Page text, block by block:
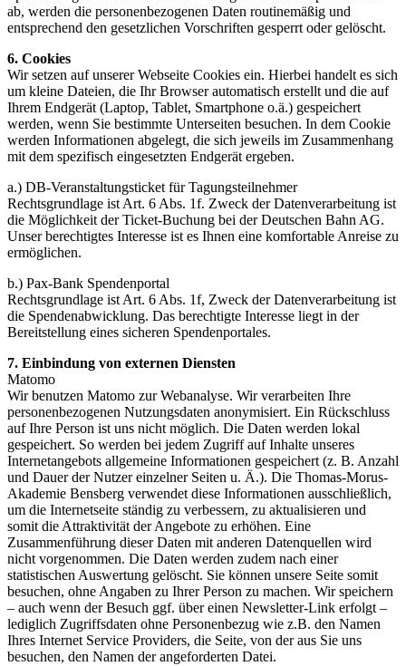
ab, werden die personenbezogenen Daten routinemäßig und
entsprechend den gesetzlichen Vorschriften gesperrt oder gelöscht.
6. Cookies
Wir setzen auf unserer Webseite Cookies ein. Hierbei handelt es sich
um kleine Dateien, die Ihr Browser automatisch erstellt und die auf
Ihrem Endgerät (Laptop, Tablet, Smartphone o.ä.) gespeichert
werden, wenn Sie bestimmte Unterseiten besuchen. In dem Cookie
werden Informationen abgelegt, die sich jeweils im Zusammenhang
mit dem spezifisch eingesetzten Endgerät ergeben.
a.) DB-Veranstaltungsticket für Tagungsteilnehmer
Rechtsgrundlage ist Art. 6 Abs. 1f. Zweck der Datenverarbeitung ist
die Möglichkeit der Ticket-Buchung bei der Deutschen Bahn AG.
Unser berechtigtes Interesse ist es Ihnen eine komfortable Anreise zu
ermöglichen.
b.) Pax-Bank Spendenportal
Rechtsgrundlage ist Art. 6 Abs. 1f, Zweck der Datenverarbeitung ist
die Spendenabwicklung. Das berechtigte Interesse liegt in der
Bereitstellung eines sicheren Spendenportales.
7. Einbindung von externen Diensten
Matomo
Wir benutzen Matomo zur Webanalyse. Wir verarbeiten Ihre
personenbezogenen Nutzungsdaten anonymisiert. Ein Rückschluss
auf Ihre Person ist uns nicht möglich. Die Daten werden lokal
gespeichert. So werden bei jedem Zugriff auf Inhalte unseres
Internetangebots allgemeine Informationen gespeichert (z. B. Anzahl
und Dauer der Nutzer einzelner Seiten u. Ä.). Die Thomas-Morus-
Akademie Bensberg verwendet diese Informationen ausschließlich,
um die Internetseite ständig zu verbessern, zu aktualisieren und
somit die Attraktivität der Angebote zu erhöhen. Eine
Zusammenführung dieser Daten mit anderen Datenquellen wird
nicht vorgenommen. Die Daten werden zudem nach einer
statistischen Auswertung gelöscht. Sie können unsere Seite somit
besuchen, ohne Angaben zu Ihrer Person zu machen. Wir speichern
– auch wenn der Besuch ggf. über einen Newsletter-Link erfolgt –
lediglich Zugriffsdaten ohne Personenbezug wie z.B. den Namen
Ihres Internet Service Providers, die Seite, von der aus Sie uns
besuchen, den Namen der angeforderten Datei.